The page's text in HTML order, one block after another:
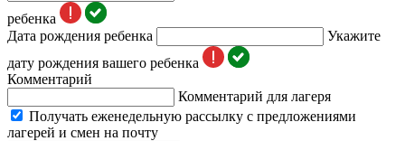
ребенка
Дата рождения ребенка
Укажите
дату рождения вашего ребенка
Комментарий
Комментарий для лагеря
Получать еженедельную рассылку с предложениями
лагерей и смен на почту